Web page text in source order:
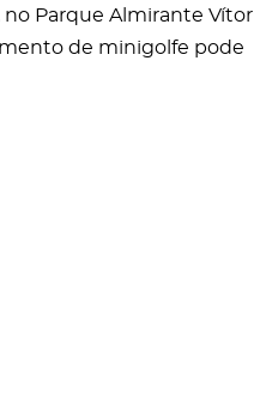
Parque Almirante Vítor
de minigolfe pode